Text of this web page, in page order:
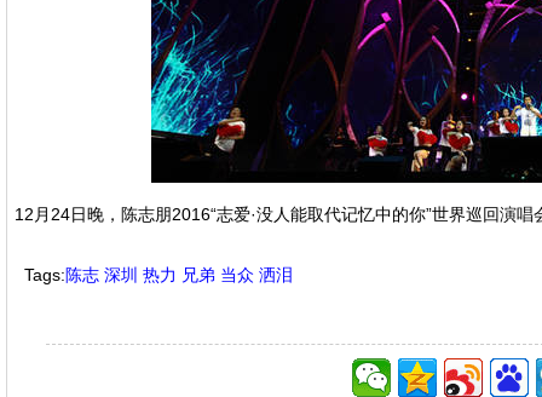
12月24日晚，陈志朋2016“志爱·没人能取代记忆中的你”世界巡回演
Tags:陈志 深圳 热力 兄弟 当众 洒泪